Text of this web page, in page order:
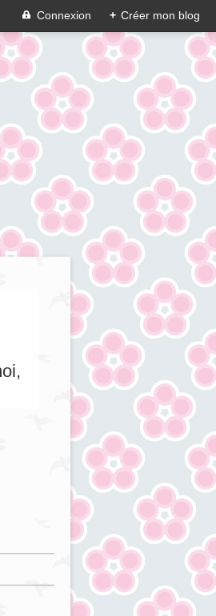
Connexion + Créer mon blog